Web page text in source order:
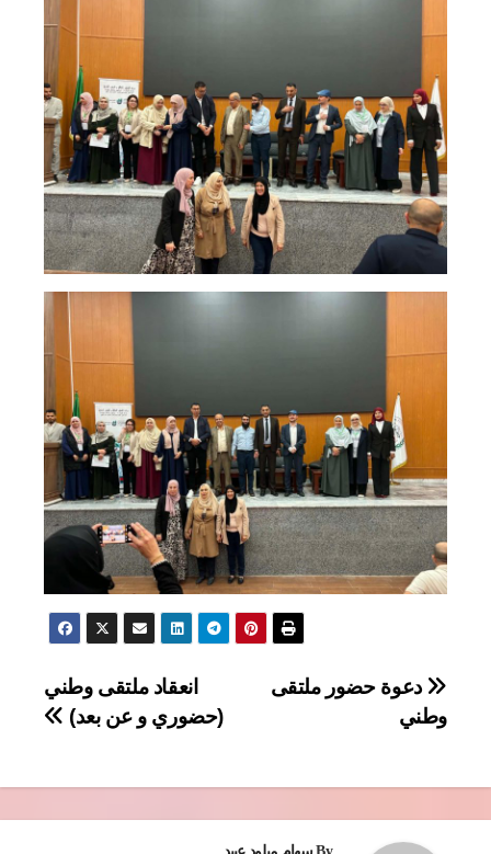
تصفّح
المقالات
انعقاد ملتقى وطني
(حضوري و عن بعد)
دعوة حضور ملتقى
وطني